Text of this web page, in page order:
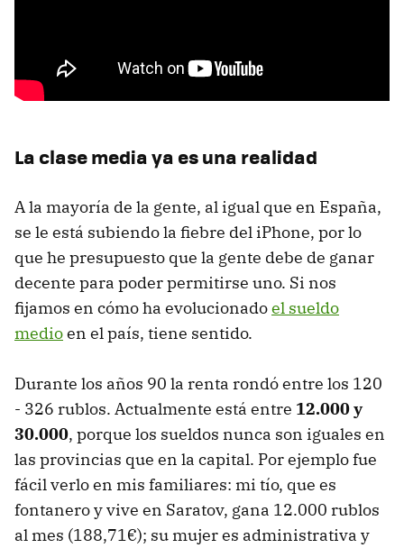
La clase media ya es una realidad
A la mayoría de la gente, al igual que en España,
se le está subiendo la fiebre del iPhone, por lo
que he presupuesto que la gente debe de ganar
decente para poder permitirse uno. Si nos
fijamos en cómo ha evolucionadoel sueldo
medioen el país, tiene sentido.
Durante los años 90 la renta rondó entre los 120
- 326 rublos. Actualmente está entre 12.000 y
30.000, porque los sueldos nunca son iguales en
las provincias que en la capital. Por ejemplo fue
fácil verlo en mis familiares: mi tío, que es
fontanero y vive en Saratov, gana 12.000 rublos
al mes (188,71€); su mujer es administrativa y